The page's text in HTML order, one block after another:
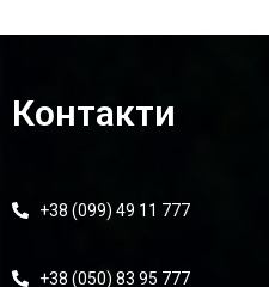
Контакти
+38 (099) 49 11 777
+38 (050) 83 95 777